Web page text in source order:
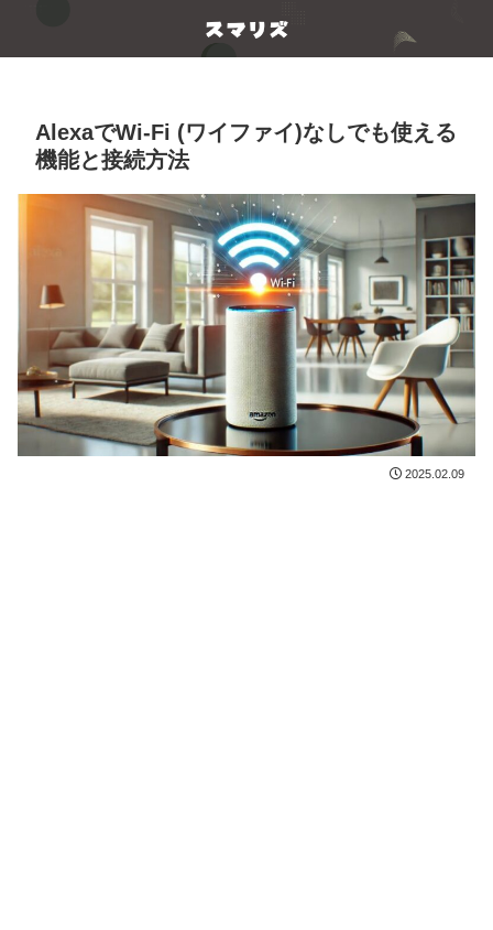
AlexaでWi-Fi (ワイファイ)なしでも使える
機能と接続方法
2025.02.09